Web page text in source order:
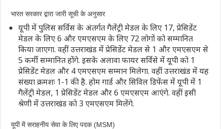
भारत सरकार द्वारा जारी सूची के अनुसार
यूपी में पुलिस सर्विस के अंतर्गत गैलेंट्री मेडल के लिए 17, प्रेसिडेंट
मेडल के लिए 6 और एमएसएम के लिए 72 लोगों को सम्मानित
किया जाएगा. वहीं उत्तराखंड में प्रेसिडेंट मेडल से 1 और एमएसएम से
5 कर्मी सम्मानित होंगे. इसके अलावा फायर सर्विसे में यूपी को 1
प्रेसिडेंट मेडल और 4 एमएसएम सम्मान मिलेगा. वहीं उत्तराखंड में यह
संख्या क्रमशः 1-1 की है. होम गार्ड और सिविल डिफेंस में यूपी में 1
गैलेंट्री मेडल, 1 प्रेसिडेंट मेडल और 6 एमएसएम आएंगे. वहीं इसी
श्रेणी में उत्तराखंड को 3 एमएसएम मिलेंगे.
यूपी में सराहनीय सेवा के लिए पदक (MSM)